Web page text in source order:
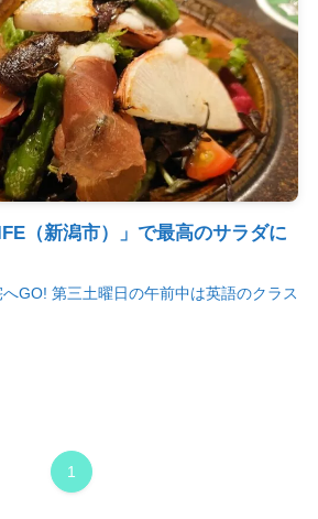
（新潟市）」で最高のサラダに
へGO! 第三土曜日の午前中は英語のクラス
1